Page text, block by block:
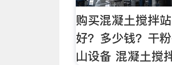
购买混凝土搅拌
好？多少钱？干
山设备 混凝土搅